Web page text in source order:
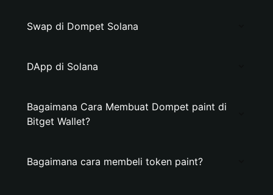
Swap di Dompet Solana
DApp di Solana
Bagaimana Cara Membuat Dompet paint di
Bitget Wallet?
Bagaimana cara membeli token paint?